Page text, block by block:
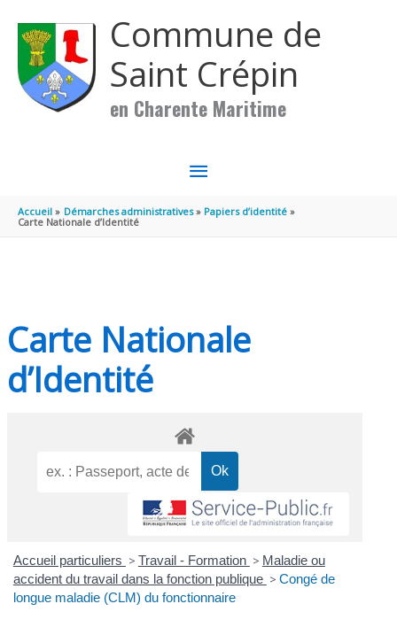
Commune de
Saint Crépin
en Charente Maritime
MENU
PRINCIPAL
Accueil Démarches administratives
Papiers d’identité
Carte Nationale d’Identité
Carte Nationale
d’Identité
Accueil particuliers > Travail - Formation > Maladie ou
accident du travail dans la fonction publique > Congé de
longue maladie (CLM) du fonctionnaire